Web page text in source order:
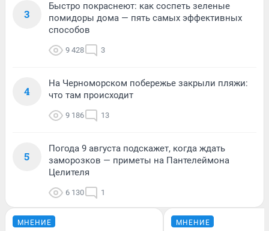
3
Быстро покраснеют: как соспеть зеленые
помидоры дома — пять самых эффективных
способов
9 428 3
4
На Черноморском побережье закрыли пляжи:
что там происходит
9 186 13
5
Погода 9 августа подскажет, когда ждать
заморозков — приметы на Пантелеймона
Целителя
6 130 1
МНЕНИЕ МНЕНИЕ